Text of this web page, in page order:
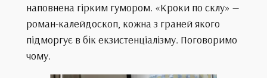
наповнена гірким гумором. «Кроки по склу» —
роман-калейдоскоп, кожна з граней якого
підморгує в бік екзистенціалізму. Поговоримо
чому.